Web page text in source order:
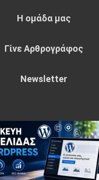
Η ομάδα μας
Γίνε Αρθρογράφος
Newsletter